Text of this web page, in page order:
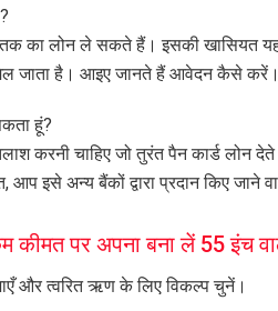
का लोन ले सकते हैं। इसकी खासियत यह
जाता है। आइए जानते हैं आवेदन कैसे करें।
हूं?
करनी चाहिए जो तुरंत पैन कार्ड लोन
आप इसे अन्य बैंकों द्वारा प्रदान किए
पर अपना बना लें 55 इंच
और त्वरित ऋण के लिए विकल्प चुनें।